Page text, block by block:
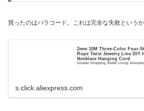
買ったのはパラコード。これは完全な失敗というか
2mm 10M Three-Color Four-
Rope Twist Jewelry Line DIY
Necklace Hanging Cord
Smarter Shopping, Better Living!
s.click.aliexpress.com